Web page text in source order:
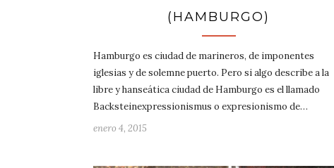
(HAMBURGO)
Hamburgo es ciudad de marineros, de imponentes
iglesias y de solemne puerto. Pero si algo describe a la
libre y hanseática ciudad de Hamburgo es el llamado
Backsteinexpressionismus o expresionismo de…
enero 4, 2015